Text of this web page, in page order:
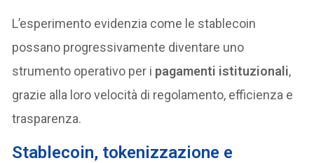
L’esperimento evidenzia come le stablecoin
possano progressivamente diventare uno
strumento operativo per i pagamenti istituzionali,
grazie alla loro velocità di regolamento, efficienza e
trasparenza.
Stablecoin, tokenizzazione e